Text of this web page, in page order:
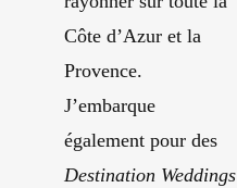
Côte d’Azur et la
Provence.
J’embarque
également pour des
Destination Weddings